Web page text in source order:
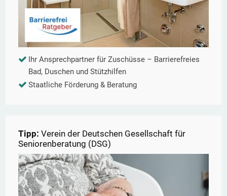
Ihr Ansprechpartner für Zuschüsse – Barrierefreies
Bad, Duschen und Stützhilfen
Staatliche Förderung & Beratung
Tipp: Verein der Deutschen Gesellschaft für
Seniorenberatung (DSG)